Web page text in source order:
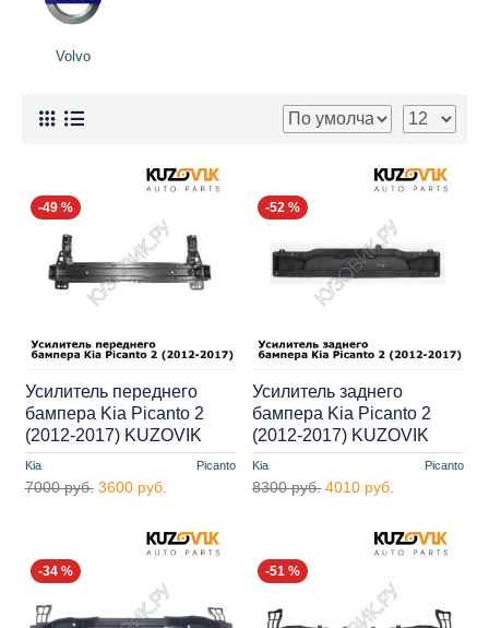
Volvo
-49 %
Kia Picanto
Усилитель переднего
бампера Kia Picanto 2
(2012-2017) KUZOVIK
7000 руб. 3600 руб.
-52 %
Kia Picanto
Усилитель заднего
бампера Kia Picanto 2
(2012-2017) KUZOVIK
8300 руб. 4010 руб.
-34 % -51 %